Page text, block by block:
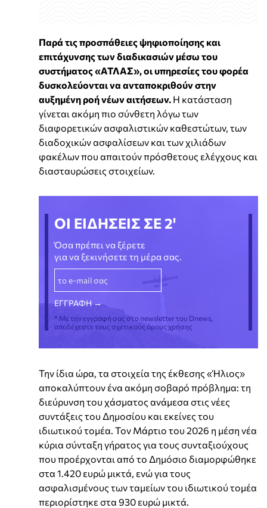
Παρά τις προσπάθειες ψηφιοποίησης και
επιτάχυνσης των διαδικασιών μέσω του
συστήματος «ΑΤΛΑΣ», οι υπηρεσίες του φορέα
δυσκολεύονται να ανταποκριθούν στην
αυξημένη ροή νέων αιτήσεων. Η κατάσταση
γίνεται ακόμη πιο σύνθετη λόγω των
διαφορετικών ασφαλιστικών καθεστώτων, των
διαδοχικών ασφαλίσεων και των χιλιάδων
φακέλων που απαιτούν πρόσθετους ελέγχους και
διασταυρώσεις στοιχείων.
ΟΙ ΕΙΔΗΣΕΙΣ ΣΕ 2'
Όσα πρέπει να ξέρετε
για να ξεκινήσετε τη μέρα σας.
* Με την εγγραφή σας στο newsletter του Dnews,
αποδέχεστε τους σχετικούς όρους χρήσης
Την ίδια ώρα, τα στοιχεία της έκθεσης «Ήλιος»
αποκαλύπτουν ένα ακόμη σοβαρό πρόβλημα: τη
διεύρυνση του χάσματος ανάμεσα στις νέες
συντάξεις του Δημοσίου και εκείνες του
ιδιωτικού τομέα. Τον Μάρτιο του 2026 η μέση νέα
κύρια σύνταξη γήρατος για τους συνταξιούχους
που προέρχονται από το Δημόσιο διαμορφώθηκε
στα 1.420 ευρώ μικτά, ενώ για τους
ασφαλισμένους των ταμείων του ιδιωτικού τομέα
περιορίστηκε στα 930 ευρώ μικτά.